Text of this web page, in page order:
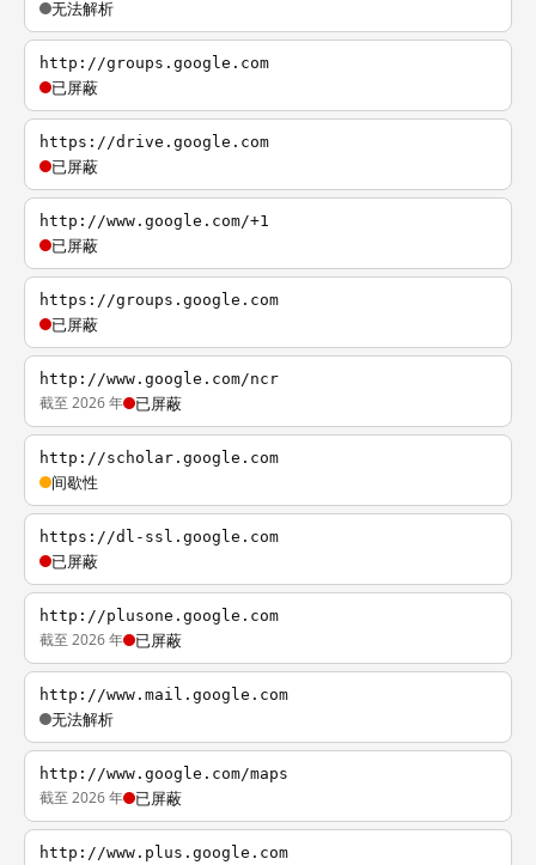
无法解析
http://groups.google.com
已屏蔽
https://drive.google.com
已屏蔽
http://www.google.com/+1
已屏蔽
https://groups.google.com
已屏蔽
http://www.google.com/ncr
截至 2026 年 已屏蔽
http://scholar.google.com
间歇性
https://dl-ssl.google.com
已屏蔽
http://plusone.google.com
截至 2026 年 已屏蔽
http://www.mail.google.com
无法解析
http://www.google.com/maps
截至 2026 年 已屏蔽
http://www.plus.google.com